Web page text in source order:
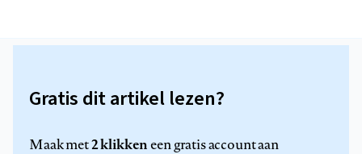
Gratis dit artikel lezen?
Maak met2 klikkeneen gratis account aan